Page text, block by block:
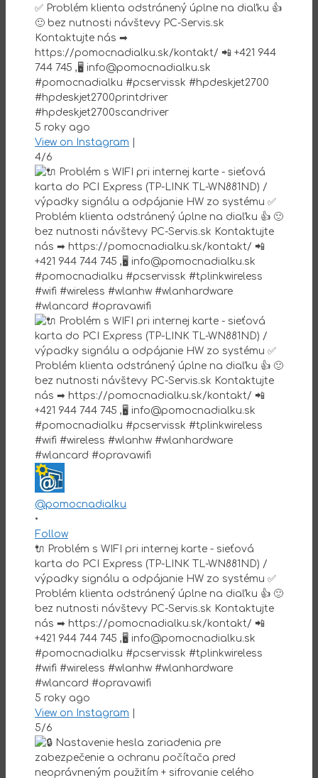
✅ Problém klienta odstránený úplne na diaľku 👍
🙂 bez nutnosti návštevy PC-Servis.sk
Kontaktujte nás ➡
https://pomocnadialku.sk/kontakt/ 📲 +421 944
744 745 ,🖥 info@pomocnadialku.sk
#pomocnadialku #pcservissk #hpdeskjet2700
#hpdeskjet2700printdriver
#hpdeskjet2700scandriver
5 roky ago
View on Instagram
4/6
@pomocnadialku
•
Follow
🔌 Problém s WIFI pri internej karte - sieťová
karta do PCI Express (TP-LINK TL-WN881ND) /
výpadky signálu a odpájanie HW zo systému ✅
Problém klienta odstránený úplne na diaľku 👍 🙂
bez nutnosti návštevy PC-Servis.sk Kontaktujte
nás ➡ https://pomocnadialku.sk/kontakt/ 📲
+421 944 744 745 ,🖥 info@pomocnadialku.sk
#pomocnadialku #pcservissk #tplinkwireless
#wifi #wireless #wlanhw #wlanhardware
#wlancard #opravawifi
5 roky ago
View on Instagram
5/6